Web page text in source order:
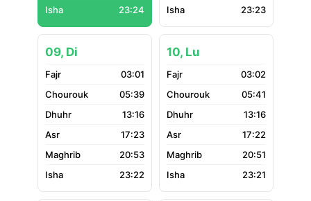
23:24
23:23
09, Di
03:01
05:39
13:16
17:23
20:53
23:22
10, Lu
03:02
05:41
13:16
17:22
20:51
23:21